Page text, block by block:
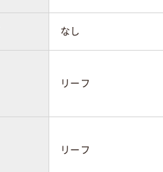
なし
リーフ
リーフ